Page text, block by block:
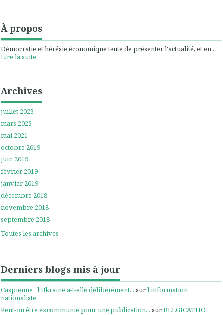
À propos
Démocratie et hérésie économique tente de présenter l'actualité, et en...
Lire la suite
Archives
juillet 2023
mars 2023
mai 2021
octobre 2019
juin 2019
février 2019
janvier 2019
décembre 2018
novembre 2018
septembre 2018
Toutes les archives
Derniers blogs mis à jour
Caspienne : l’Ukraine a-t-elle délibérément... surl'information
nationaliste
Peut-on être excommunié pour une publication... surBELGICATHO